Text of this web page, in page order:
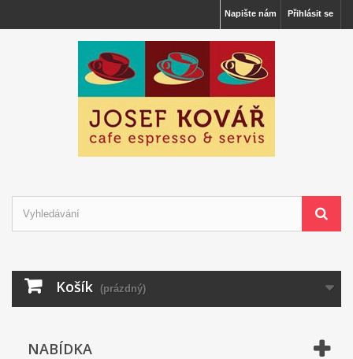
Přihlásit se
Napište nám
Košík (prázdný)
NABÍDKA